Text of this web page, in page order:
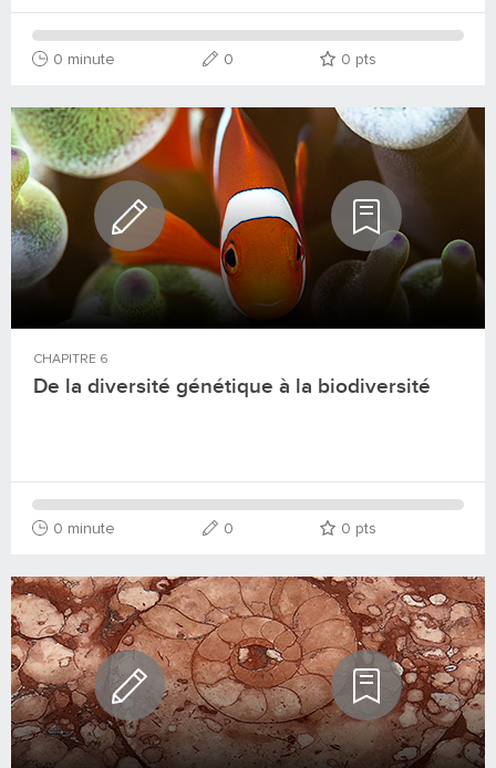
0 minute 0 0 pts
CHAPITRE 6
De la diversité génétique à la biodiversité
0 minute 0 0 pts